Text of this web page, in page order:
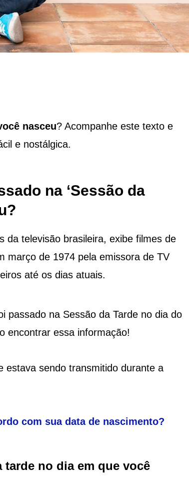
nasceu? Acompanhe este texto e
e nostálgica.
na ‘Sessão da
da televisão brasileira, exibe filmes de
março de 1974 pela emissora de TV
até os dias atuais.
passado na Sessão da Tarde no dia do
encontrar essa informação!
estava sendo transmitido durante a
com sua data de nascimento?
tarde no dia em que você